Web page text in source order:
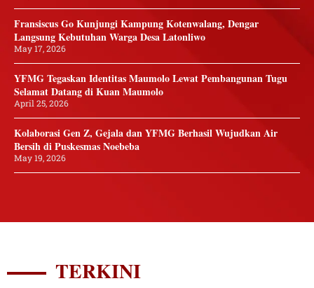
Fransiscus Go Kunjungi Kampung Kotenwalang, Dengar
Langsung Kebutuhan Warga Desa Latonliwo
May 17, 2026
YFMG Tegaskan Identitas Maumolo Lewat Pembangunan Tugu
Selamat Datang di Kuan Maumolo
April 25, 2026
Kolaborasi Gen Z, Gejala dan YFMG Berhasil Wujudkan Air
Bersih di Puskesmas Noebeba
May 19, 2026
TERKINI